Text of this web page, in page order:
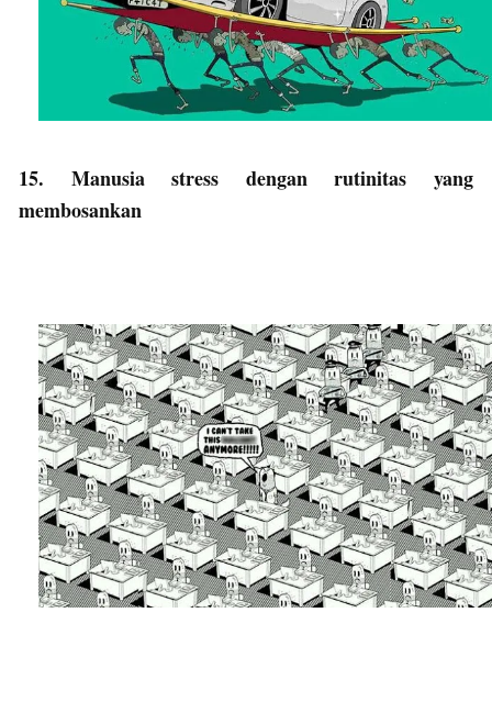
15. Manusia stress dengan rutinitas yang
membosankan